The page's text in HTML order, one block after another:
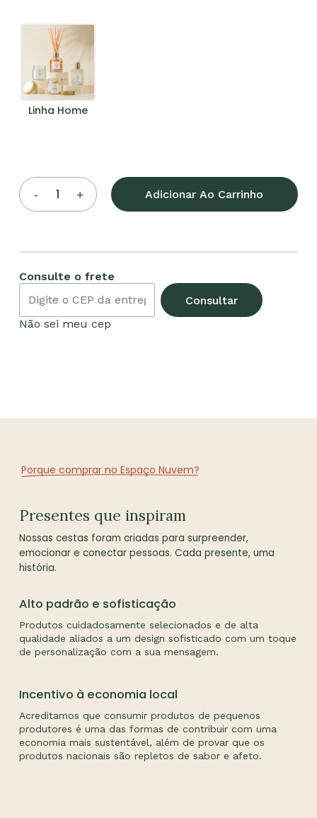
Linha Home
Adicionar Ao Carrinho
Consulte o frete
Consultar
Não sei meu cep
Porque comprar no Espaço Nuvem?
Presentes que inspiram
Nossas cestas foram criadas para surpreender,
emocionar e conectar pessoas. Cada presente, uma
história.
Alto padrão e sofisticação
Produtos cuidadosamente selecionados e de alta
qualidade aliados a um design sofisticado com um toque
de personalização com a sua mensagem.
Incentivo à economia local
Acreditamos que consumir produtos de pequenos
produtores é uma das formas de contribuir com uma
economia mais sustentável, além de provar que os
produtos nacionais são repletos de sabor e afeto.